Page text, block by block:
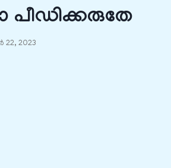
പീഡിക്കരുതേ
2023